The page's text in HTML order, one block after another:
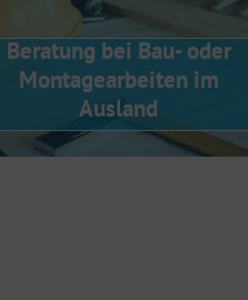
Beratung bei Bau- oder
Montagearbeiten im
Ausland